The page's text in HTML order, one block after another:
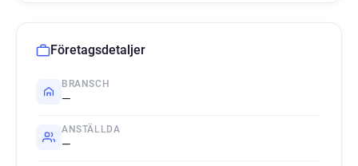
Företagsdetaljer
BRANSCH
—
ANSTÄLLDA
—